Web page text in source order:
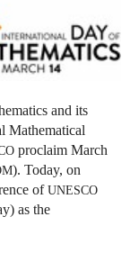
and its
Mathematical
proclaim March
). Today, on
ofUNESCO
as the